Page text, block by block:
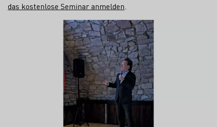
das kostenlose Seminar anmelden